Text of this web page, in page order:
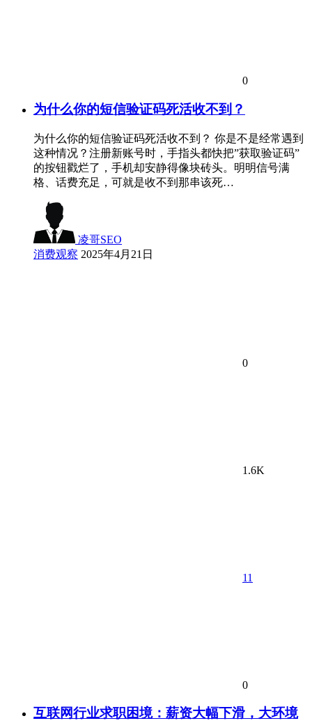
0
为什么你的短信验证码死活收不到？
为什么你的短信验证码死活收不到？ 你是不是经常遇到
这种情况？注册新账号时，手指头都快把”获取验证码”
的按钮戳烂了，手机却安静得像块砖头。明明信号满
格、话费充足，可就是收不到那串该死…
凌哥SEO
消费观察 2025年4月21日
0
1.6K
11
0
互联网行业求职困境：薪资大幅下滑，大环境